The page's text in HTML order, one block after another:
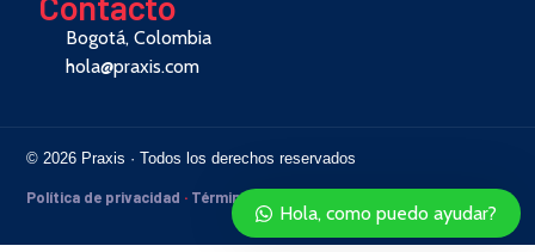
Bogotá, Colombia
hola@praxis.com
© 2026 Praxis · Todos los derechos reservados
Política de privacidad · Términos
Hola, como puedo ayudar?